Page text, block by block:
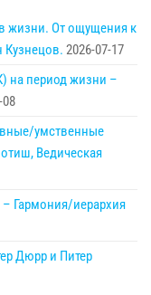
жизни. От ощущения к
Кузнецов. 2026-07-17
на период жизни –
08
умственные
Ведическая
Гармония/иерархия
Дюрр и Питер